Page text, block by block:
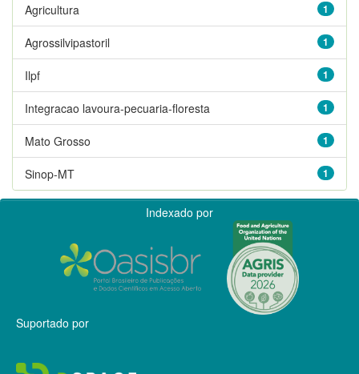
1
Agricultura
1
Agrossilvipastoril
1
Ilpf
1
Integracao lavoura-pecuaria-floresta
1
Mato Grosso
1
Sinop-MT
Indexado por
Suportado por